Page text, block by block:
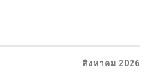
สิงหาคม 2026